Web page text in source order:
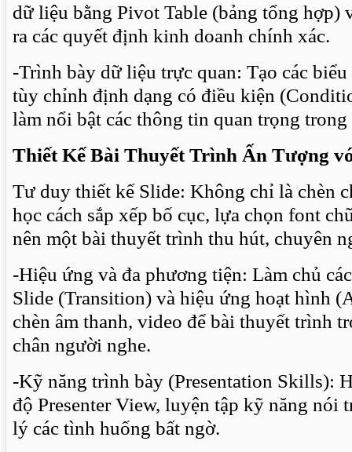
dữ liệu bằng Pivot Table (bảng tổng hợp)
ra các quyết định kinh doanh chính xác.
-Trình bày dữ liệu trực quan: Tạo các
tùy chỉnh định dạng có điều kiện
làm nổi bật các thông tin quan trọng trong
Thiết Kế Bài Thuyết Trình Ấn Tượng
Tư duy thiết kế Slide: Không chỉ là chèn
học cách sắp xếp bố cục, lựa chọn font
nên một bài thuyết trình thu hút, chuyên
-Hiệu ứng và đa phương tiện: Làm chủ
Slide (Transition) và hiệu ứng hoạt hình
chèn âm thanh, video để bài thuyết trình
chân người nghe.
-Kỹ năng trình bày (Presentation Skills):
độ Presenter View, luyện tập kỹ năng nói
lý các tình huống bất ngờ.